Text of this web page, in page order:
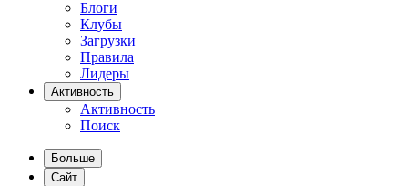
Блоги
Клубы
Загрузки
Правила
Лидеры
Активность
Активность
Поиск
Больше
Сайт